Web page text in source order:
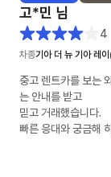
고*민 님
4
차종기아 더 뉴 기아 레
중고 렌트카를 보는
는 안내를 받고
믿고 거래했습니다.
빠른 응대와 궁금해